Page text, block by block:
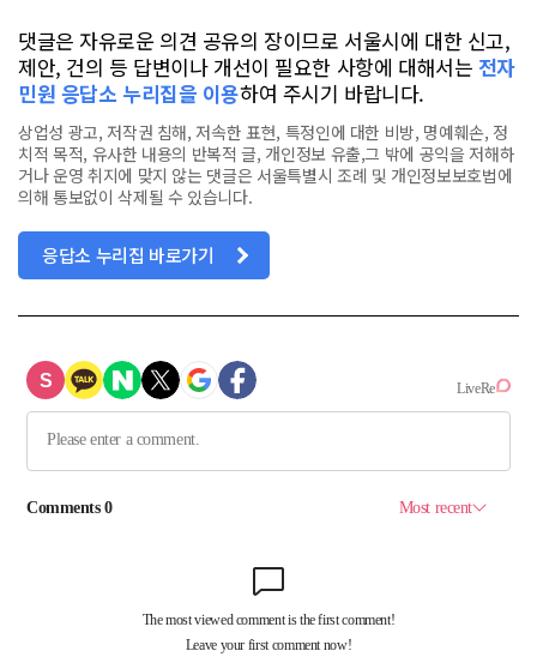
댓글은 자유로운 의견 공유의 장이므로 서울시에 대한 신고,
제안, 건의 등 답변이나 개선이 필요한 사항에 대해서는 전자
민원 응답소 누리집을 이용하여 주시기 바랍니다.
상업성 광고, 저작권 침해, 저속한 표현, 특정인에 대한 비방, 명예훼손, 정
치적 목적, 유사한 내용의 반복적 글, 개인정보 유출,그 밖에 공익을 저해하
거나 운영 취지에 맞지 않는 댓글은 서울특별시 조례 및 개인정보보호법에
의해 통보없이 삭제될 수 있습니다.
응답소 누리집 바로가기